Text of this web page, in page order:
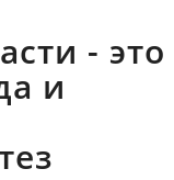
- это
и